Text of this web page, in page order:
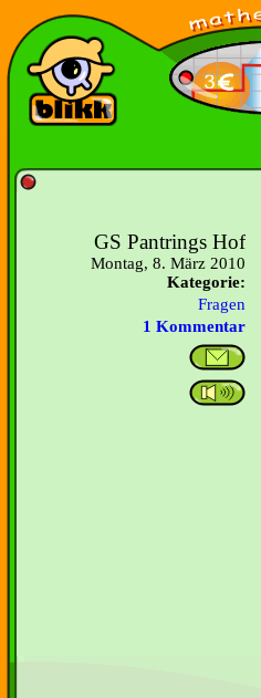
GS Pantrings Hof
Montag, 8. März 2010
Kategorie:
Fragen
1 Kommentar